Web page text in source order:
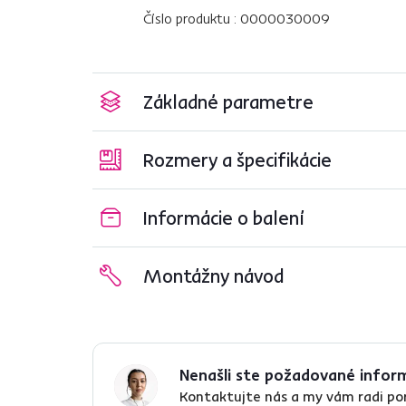
Číslo produktu : 0000030009
Základné parametre
Rozmery a špecifikácie
Informácie o balení
Montážny návod
Nenašli ste požadované
Kontaktujte nás a my vám radi